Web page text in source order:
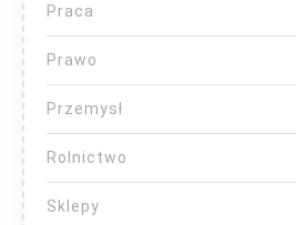
Praca
Prawo
Przemysł
Rolnictwo
Sklepy